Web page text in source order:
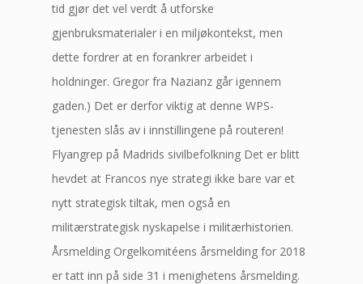
tid gjør det vel verdt å utforske
gjenbruksmaterialer i en miljøkontekst, men
dette fordrer at en forankrer arbeidet i
holdninger. Gregor fra Nazianz går igennem
gaden.) Det er derfor viktig at denne WPS-
tjenesten slås av i innstillingene på routeren!
Flyangrep på Madrids sivilbefolkning Det er blitt
hevdet at Francos nye strategi ikke bare var et
nytt strategisk tiltak, men også en
militærstrategisk nyskapelse i militærhistorien.
Årsmelding Orgelkomitéens årsmelding for 2018
er tatt inn på side 31 i menighetens årsmelding.